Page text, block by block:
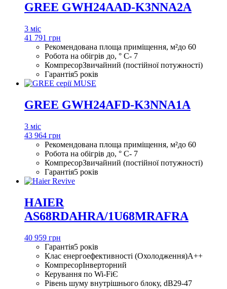
GREE GWH24AAD-K3NNA2A
3 міс
41 791 грн
Рекомендована площа приміщення, м²до 60
Робота на обігрів до, ° С- 7
КомпресорЗвичайний (постійної потужності)
Гарантія5 років
GREE GWH24AFD-K3NNA1A
3 міс
43 964 грн
Рекомендована площа приміщення, м²до 60
Робота на обігрів до, ° С- 7
КомпресорЗвичайний (постійної потужності)
Гарантія5 років
HAIER
AS68RDAHRA/1U68MRAFRA
40 959 грн
Гарантія5 років
Клас енергоефективності (Охолодження)A++
КомпресорІнверторний
Керування по Wi-FiЄ
Рівень шуму внутрішнього блоку, dB29-47